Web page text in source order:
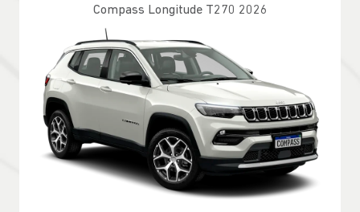
Compass Longitude T270 2026